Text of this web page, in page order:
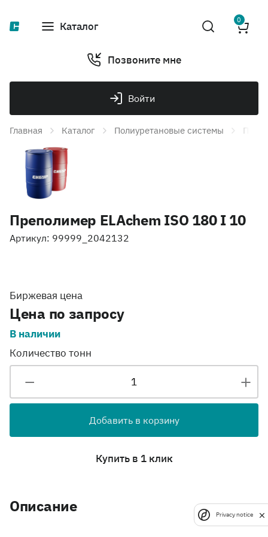
Каталог 0
Позвоните мне
Войти
Главная Каталог Полиуретановые системы
Преполимер ELAchem ISO 180 I 10
Артикул: 99999_2042132
Биржевая цена
Цена по запросу
В наличии
Количество тонн
Добавить в корзину
Купить в 1 клик
Описание Privacy notice